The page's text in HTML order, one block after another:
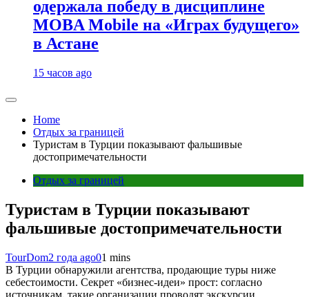
одержала победу в дисциплине
MOBA Mobile на «Играх будущего»
в Астане
15 часов ago
Home
Отдых за границей
Туристам в Турции показывают фальшивые
достопримечательности
Отдых за границей
Туристам в Турции показывают
фальшивые достопримечательности
TourDom2 года ago01 mins
В Турции обнаружили агентства, продающие туры ниже
себестоимости. Секрет «бизнес-идеи» прост: согласно
источникам, такие организации проводят экскурсии